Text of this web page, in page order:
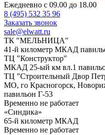
Ежедневно с 09.00 до 18.00
8 (495) 532 35 96
Заказать звонок
sale@elwatt.ru
ТК "МЕЛЬНИЦА"
41-й километр МКАД
ТЦ "Конструктор"
МКАД 25-ый км вл.1
ТЦ "Строительный Двор
МО, го Красногорск,
павильон Г-53
Временно не работает
«Синдика»
65-й километр МКАД
Временно не работает